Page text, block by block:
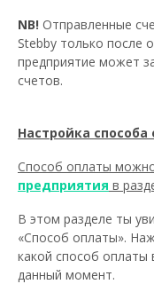
NB! Отправленные
Stebby только после
предприятие может
счетов.
Настройка способа
Способ оплаты
предприятия в
В этом разделе ты
«Способ оплаты».
какой способ оплаты
данный момент.